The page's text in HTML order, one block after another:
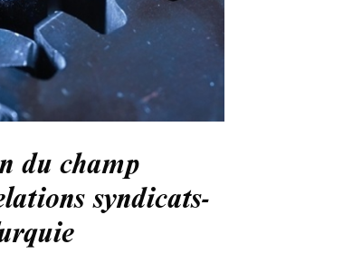
du champ
syndicats-